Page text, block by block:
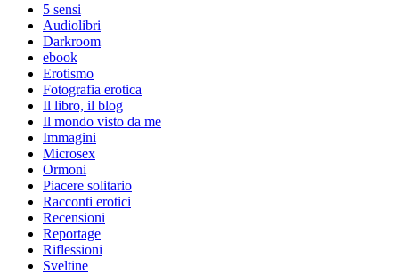
5 sensi
Audiolibri
Darkroom
ebook
Erotismo
Fotografia erotica
Il libro, il blog
Il mondo visto da me
Immagini
Microsex
Ormoni
Piacere solitario
Racconti erotici
Recensioni
Reportage
Riflessioni
Sveltine